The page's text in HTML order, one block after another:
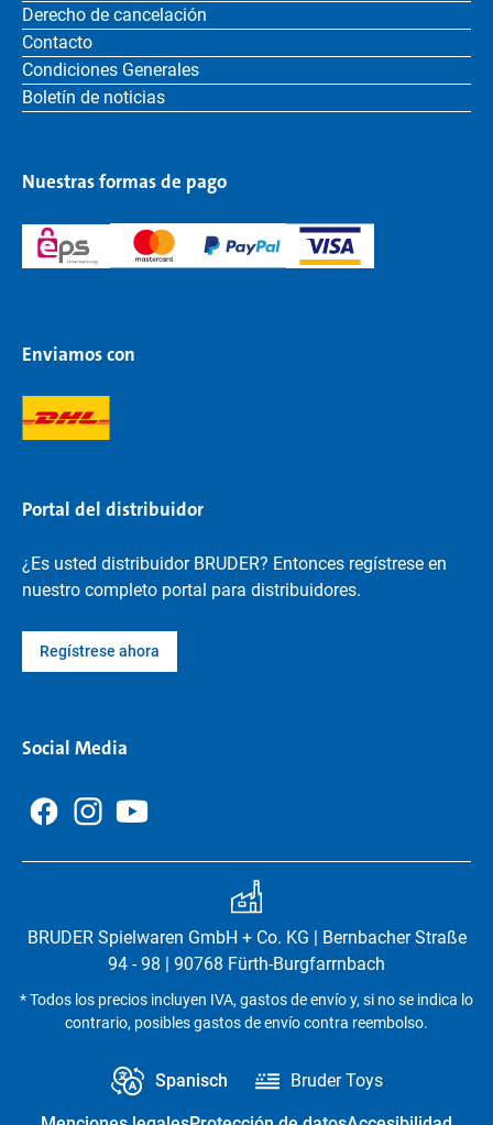
Derecho de cancelación
Contacto
Condiciones Generales
Boletín de noticias
Nuestras formas de pago
Enviamos con
Portal del distribuidor
¿Es usted distribuidor BRUDER? Entonces regístrese en
nuestro completo portal para distribuidores.
Regístrese ahora
Social Media
BRUDER Spielwaren GmbH + Co. KG | Bernbacher Straße
94 - 98 | 90768 Fürth-Burgfarrnbach
* Todos los precios incluyen IVA, gastos de envío y, si no se indica lo
contrario, posibles gastos de envío contra reembolso.
Spanisch Bruder Toys